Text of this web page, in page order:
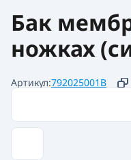
Бак
ножках
Артикул:792025001B